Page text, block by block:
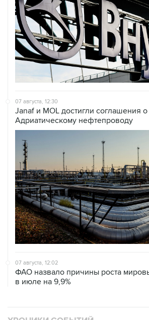
ФАО назвало причины роста
в июле на 9,9%
ХРОНИКИ СОБЫТИЙ
❮